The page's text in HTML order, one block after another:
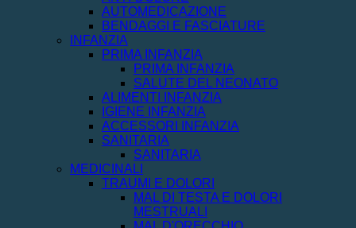
AUTOMEDICAZIONE
BENDAGGI E FASCIATURE
INFANZIA
PRIMA INFANZIA
PRIMA INFANZIA
SALUTE DEL NEONATO
ALIMENTI INFANZIA
IGIENE INFANZIA
ACCESSORI INFANZIA
SANITARIA
SANITARIA
MEDICINALI
TRAUMI E DOLORI
MAL DI TESTA E DOLORI
MESTRUALI